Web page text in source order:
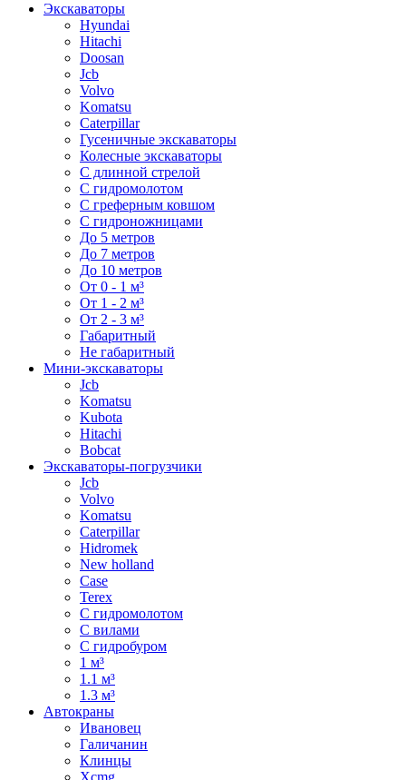
Экскаваторы
Hyundai
Hitachi
Doosan
Jcb
Volvo
Komatsu
Caterpillar
Гусеничные экскаваторы
Колесные экскаваторы
С длинной стрелой
С гидромолотом
С греферным ковшом
С гидроножницами
До 5 метров
До 7 метров
До 10 метров
От 0 - 1 м³
От 1 - 2 м³
От 2 - 3 м³
Габаритный
Не габаритный
Мини-экскаваторы
Jcb
Komatsu
Kubota
Hitachi
Bobcat
Экскаваторы-погрузчики
Jcb
Volvo
Komatsu
Caterpillar
Hidromek
New holland
Case
Terex
С гидромолотом
С вилами
С гидробуром
1 м³
1.1 м³
1.3 м³
Автокраны
Ивановец
Галичанин
Клинцы
Xcmg